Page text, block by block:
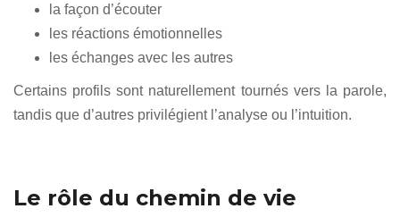
la façon d’écouter
les réactions émotionnelles
les échanges avec les autres
Certains profils sont naturellement tournés vers la parole,
tandis que d’autres privilégient l’analyse ou l’intuition.
Le rôle du chemin de vie